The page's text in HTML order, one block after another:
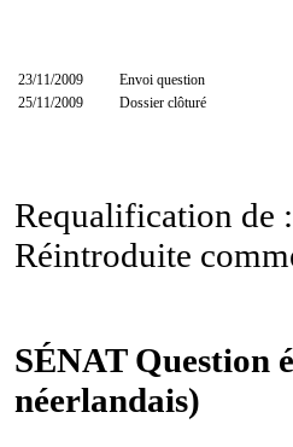
23/11/2009
Envoi question
25/11/2009
Dossier clôturé
Requalification de
Réintroduite
SÉNAT Question
néerlandais)